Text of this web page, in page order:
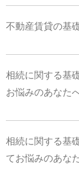
不動産賃貸の基
相続に関する基
お悩みのあなた
相続に関する基
てお悩みのあな